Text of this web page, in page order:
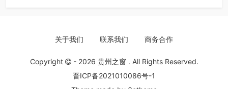
关于我们 联系我们 商务合作
Copyright - 2026 贵州之窗 . All Rights Reserved.
晋ICP备2021010086号-1